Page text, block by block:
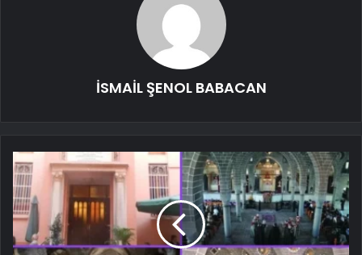
İSMAİL ŞENOL BABACAN